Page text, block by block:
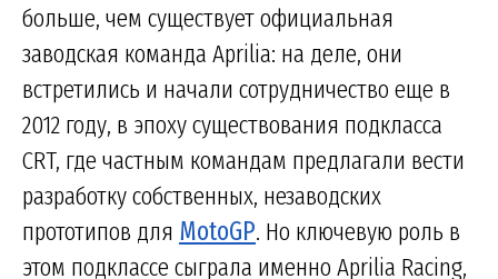
больше, чем существует официальная
заводская команда Aprilia: на деле, они
встретились и начали сотрудничество еще в
2012 году, в эпоху существования подкласса
CRT, где частным командам предлагали вести
разработку собственных, незаводских
прототипов для MotoGP. Но ключевую роль в
этом подклассе сыграла именно Aprilia Racing,